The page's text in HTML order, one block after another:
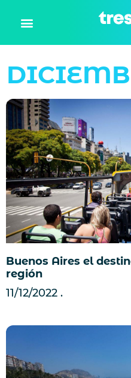
Buenos Aires el
región
11/12/2022